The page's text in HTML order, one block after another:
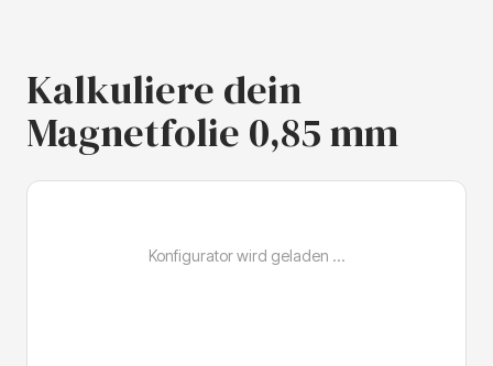
Kalkuliere dein
Magnetfolie 0,85 mm